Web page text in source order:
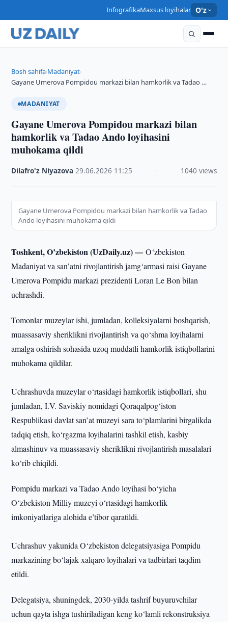
InfografikaMaxsus loyihalar O'z
Bosh sahifa›Madaniyat›
Gayane Umerova Pompidou markazi bilan hamkorlik va Tadao …
MADANIYAT
Gayane Umerova Pompidou markazi bilan
hamkorlik va Tadao Ando loyihasini
muhokama qildi
Dilafro'z Niyazova ·29.06.2026 11:25 1040 views
Gayane Umerova Pompidou markazi bilan hamkorlik va Tadao
Ando loyihasini muhokama qildi
Toshkent, O’zbekiston (UzDaily.uz) —O‘zbekiston
Madaniyat va san’atni rivojlantirish jamg‘armasi raisi Gayane
Umerova Pompidu markazi prezidenti Loran Le Bon bilan
uchrashdi.
Tomonlar muzeylar ishi, jumladan, kolleksiyalarni boshqarish,
muassasaviy sheriklikni rivojlantirish va qo‘shma loyihalarni
amalga oshirish sohasida uzoq muddatli hamkorlik istiqbollarini
muhokama qildilar.
Uchrashuvda muzeylar o‘rtasidagi hamkorlik istiqbollari, shu
jumladan, I.V. Saviskiy nomidagi Qoraqalpog‘iston
Respublikasi davlat san’at muzeyi sara to‘plamlarini birgalikda
tadqiq etish, ko‘rgazma loyihalarini tashkil etish, kasbiy
almashinuv va muassasaviy sheriklikni rivojlantirish masalalari
ko‘rib chiqildi.
Pompidu markazi va Tadao Ando loyihasi bo‘yicha
O‘zbekiston Milliy muzeyi o‘rtasidagi hamkorlik
imkoniyatlariga alohida e’tibor qaratildi.
Uchrashuv yakunida O‘zbekiston delegatsiyasiga Pompidu
markazining bo‘lajak xalqaro loyihalari va tadbirlari taqdim
etildi.
Delegatsiya, shuningdek, 2030-yilda tashrif buyuruvchilar
uchun qayta ishga tushiriladigan keng ko‘lamli rekonstruksiya